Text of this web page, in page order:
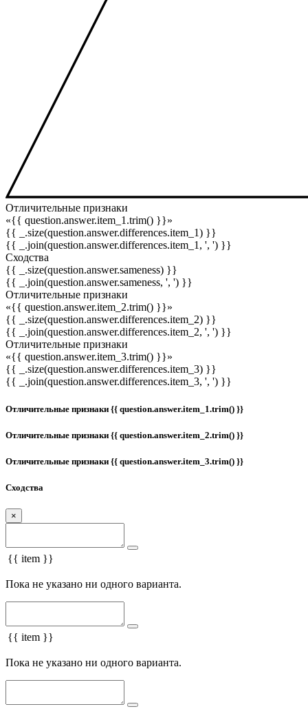
Отличительные признаки
«{{ question.answer.item_1.trim() }}»
{{ _.size(question.answer.differences.item_1) }}
{{ _.join(question.answer.differences.item_1, ', ') }}
Сходства
{{ _.size(question.answer.sameness) }}
{{ _.join(question.answer.sameness, ', ') }}
Отличительные признаки
«{{ question.answer.item_2.trim() }}»
{{ _.size(question.answer.differences.item_2) }}
{{ _.join(question.answer.differences.item_2, ', ') }}
Отличительные признаки
«{{ question.answer.item_3.trim() }}»
{{ _.size(question.answer.differences.item_3) }}
{{ _.join(question.answer.differences.item_3, ', ') }}
Отличительные признаки {{ question.answer.item_1.trim() }}
Отличительные признаки {{ question.answer.item_2.trim() }}
Отличительные признаки {{ question.answer.item_3.trim() }}
Сходства
×
{{ item }}
Пока не указано ни одного варианта.
{{ item }}
Пока не указано ни одного варианта.